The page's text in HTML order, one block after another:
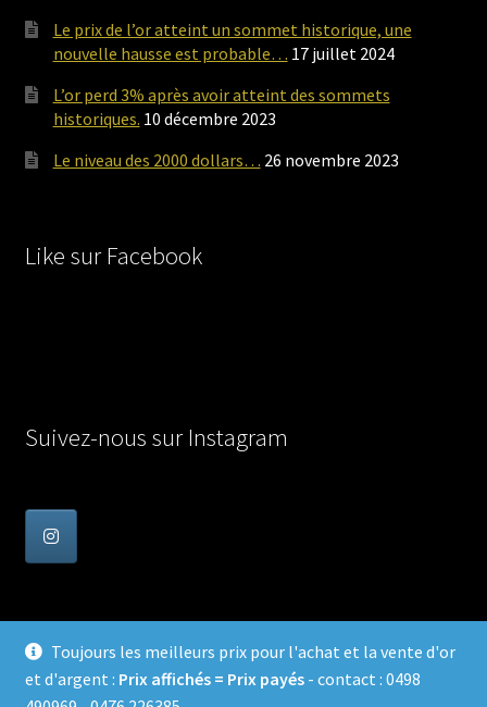
Toujours les meilleurs prix pour l'achat et la vente d'or
et d'argent : Prix affichés = Prix payés- contact : 0498
Le prix de l’or atteint un sommet historique, une
nouvelle hausse est probable… 17 juillet 2024
L’or perd 3% après avoir atteint des sommets
historiques. 10 décembre 2023
Le niveau des 2000 dollars… 26 novembre 2023
Like sur Facebook
Suivez-nous sur Instagram
© Achat Or en Belgique 2026